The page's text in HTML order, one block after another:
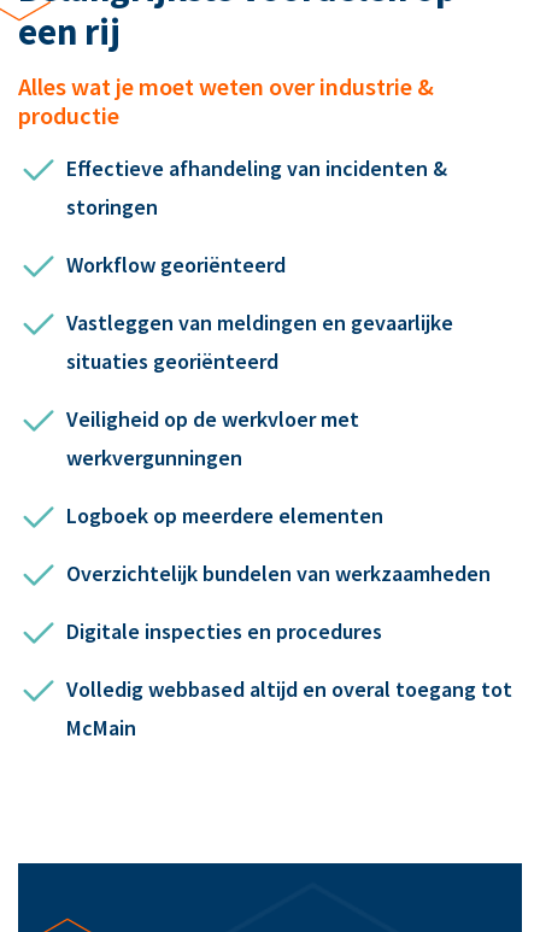
een rij
Alles wat je moet weten over industrie &
productie
Effectieve afhandeling van incidenten &
storingen
Workflow georiënteerd
Vastleggen van meldingen en gevaarlijke
situaties georiënteerd
Veiligheid op de werkvloer met
werkvergunningen
Logboek op meerdere elementen
Overzichtelijk bundelen van werkzaamheden
Digitale inspecties en procedures
Volledig webbased altijd en overal toegang tot
McMain